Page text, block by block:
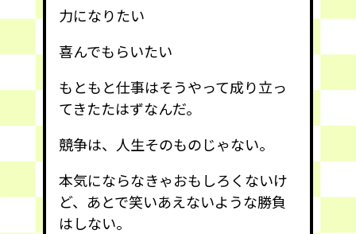
力になりたい
喜んでもらいたい
もともと仕事はそうやって成り立っ
てきたたはずなんだ。
競争は、人生そのものじゃない。
本気にならなきゃおもしろくないけ
ど、あとで笑いあえないような勝負
はしない。